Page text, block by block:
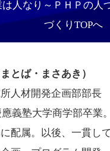
は人なり～ＰＨＰの人
づくりTOPへ
とば・まさあき）
人材開発企画部部長
義塾大学商学部卒業
配属。以後、一貫し